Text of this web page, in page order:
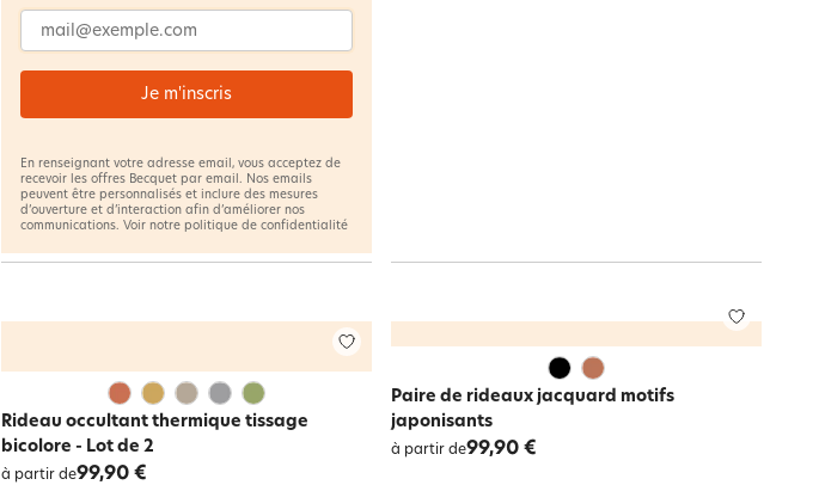
Rideau occultant thermique tissage
bicolore - Lot de 2
à partir de99,90 €
Paire de rideaux jacquard motifs
japonisants
à partir de99,90 €
Adresse email
Je m'inscris
En renseignant votre adresse email, vous acceptez de
recevoir les offres Becquet par email. Nos emails
peuvent être personnalisés et inclure des mesures
d’ouverture et d’interaction afin d’améliorer nos
communications. Voir notre politique de confidentialité